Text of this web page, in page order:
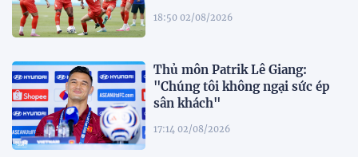
18:50 02/08/2026
Thủ môn Patrik Lê Giang:
"Chúng tôi không ngại sức ép
sân khách"
17:14 02/08/2026